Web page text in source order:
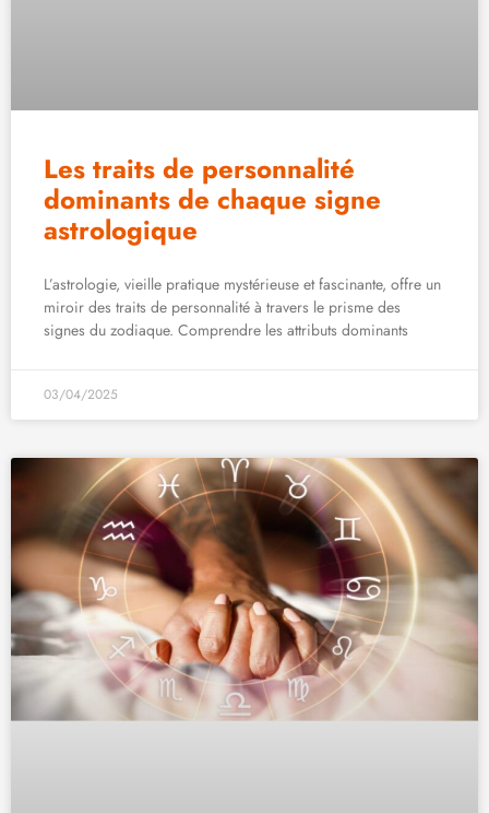
Les traits de personnalité
dominants de chaque signe
astrologique
L’astrologie, vieille pratique mystérieuse et fascinante, offre un
miroir des traits de personnalité à travers le prisme des
signes du zodiaque. Comprendre les attributs dominants
03/04/2025